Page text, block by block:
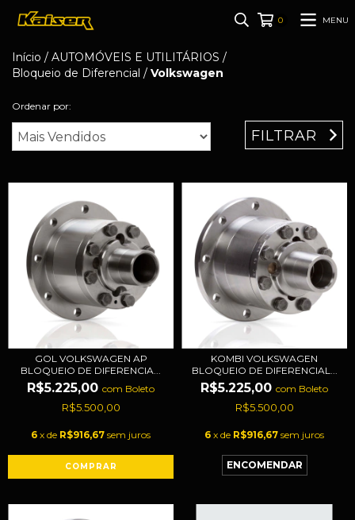
0 MENU
Início / AUTOMÓVEIS E UTILITÁRIOS /
Bloqueio de Diferencial / Volkswagen
Ordenar por:
FILTRAR
GOL VOLKSWAGEN AP
BLOQUEIO DE DIFERENCIA...
R$5.225,00 com Boleto
R$5.500,00
6 x de R$916,67 sem juros
KOMBI VOLKSWAGEN
BLOQUEIO DE DIFERENCIAL...
R$5.225,00 com Boleto
R$5.500,00
6 x de R$916,67 sem juros